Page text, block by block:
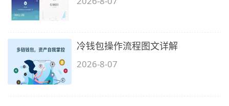
冷钱包操作流程图文详解
2026-8-07